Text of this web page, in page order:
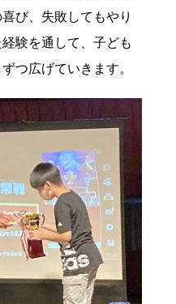
び、失敗してもやり
験を通して、子ども
つ広げていきます。